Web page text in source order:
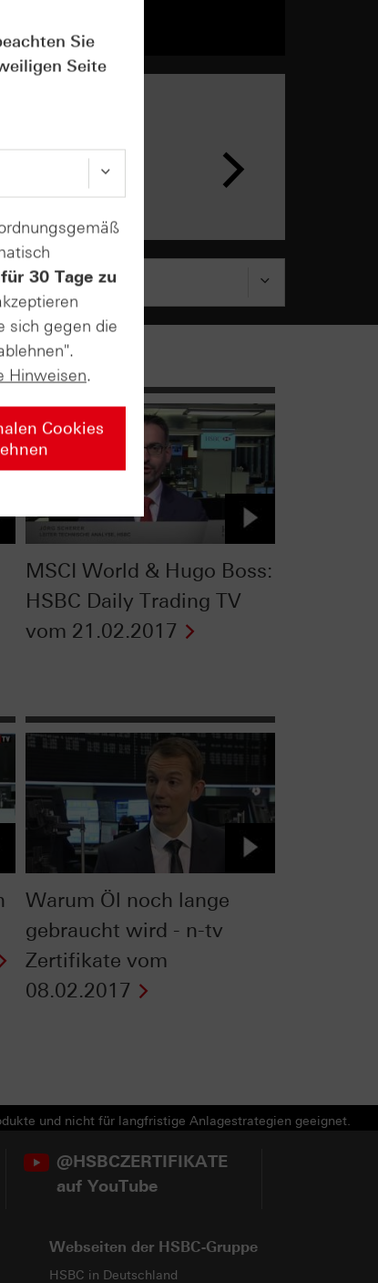
MSCI World & Hugo Boss:
HSBC Daily Trading TV
vom 21.02.2017
Warum Öl noch lange
gebraucht wird - n-tv
Zertifikate vom
08.02.2017
und nicht für langfristige Anlagestrategien geeignet.
@HSBCZERTIFIKATE
auf YouTube
Webseiten der HSBC-Gruppe
HSBC in Deutschland
Sie
Seite
30 Tage zu
sich gegen die
Hinweisen.
Cookies